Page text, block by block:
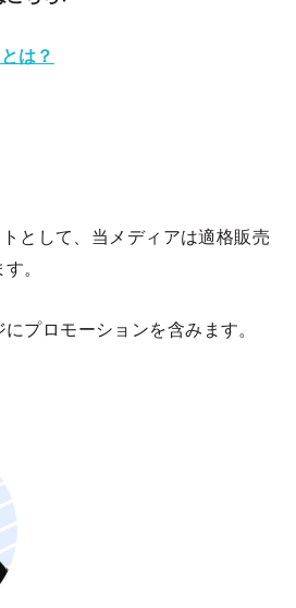
は？
として、当メディアは適格販売
。
プロモーションを含みます。